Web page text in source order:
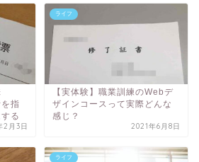
指
る
2月3日
ライフ
【実体験】職業訓練のWebデ
ザインコースって実際どんな
感じ？
2021年6月8日
ライフ